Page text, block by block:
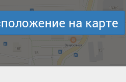
на карте